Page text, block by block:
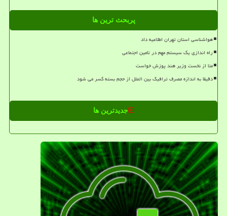
پربحث ترین ها
هواشناسی استان تهران اطلاعیه داد
راه اندازی یک سیستم مهم در تامین اجتماعی
متا از نخست وزیر هند پوزش خواست
دقیقا به اندازه مصرف ترافیک بین الملل از حجم بسته کسر می شود
جدیدترین ها